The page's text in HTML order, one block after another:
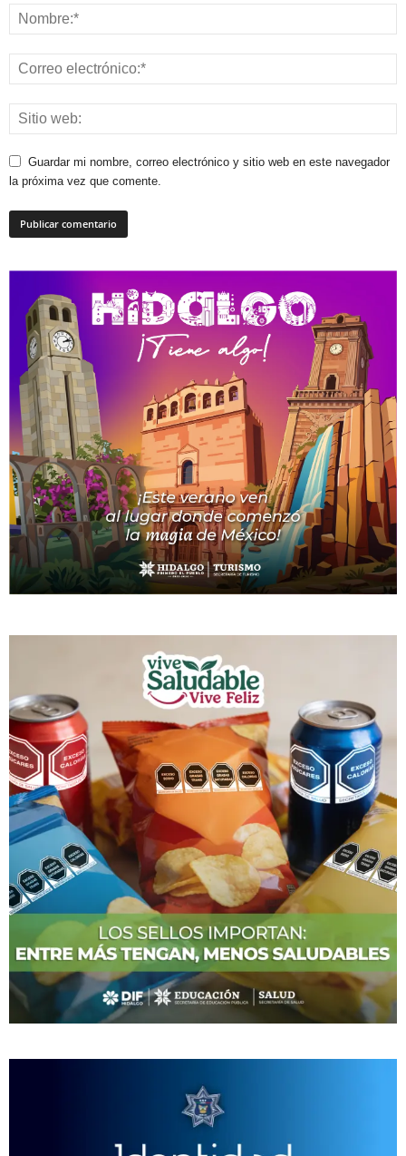
Guardar mi nombre, correo electrónico y sitio web en este navegador
la próxima vez que comente.